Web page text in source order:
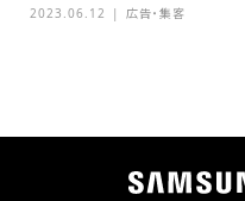
2023.06.12 広告・集客